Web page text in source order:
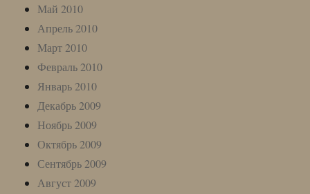
Май 2010
Апрель 2010
Март 2010
Февраль 2010
Январь 2010
Декабрь 2009
Ноябрь 2009
Октябрь 2009
Сентябрь 2009
Август 2009